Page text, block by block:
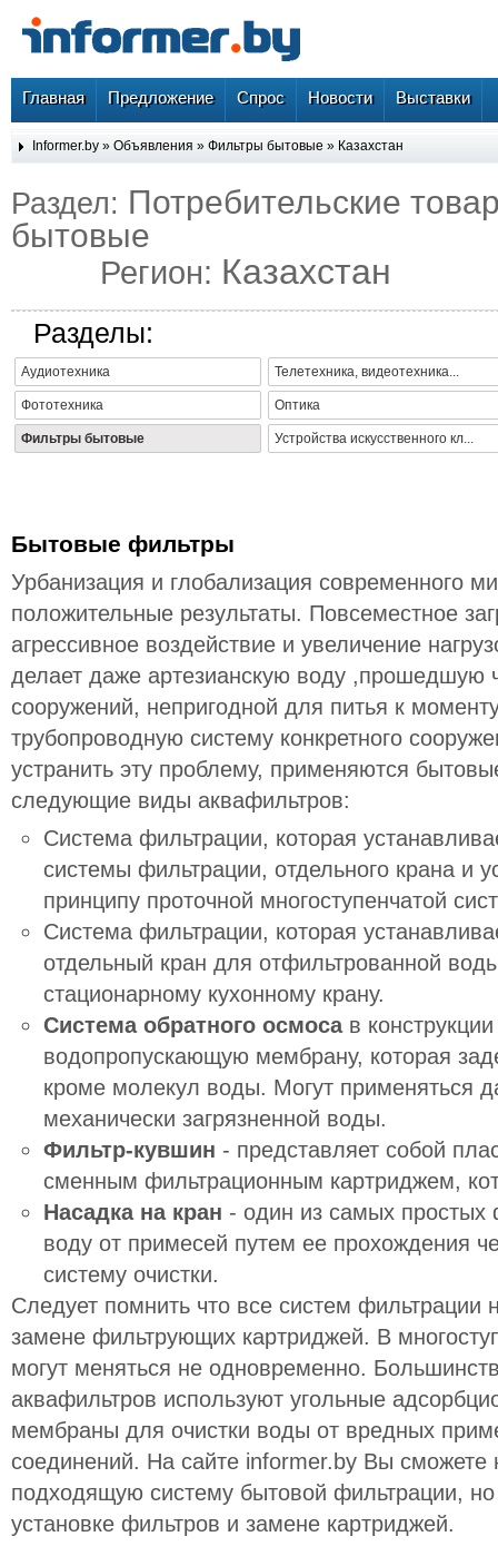
Главная Предложение Спрос Новости Выставки
Informer.by » Объявления » Фильтры бытовые » Казахстан
Раздел: Потребительские
бытовые
Регион: Казахстан
Разделы:
Аудиотехника Телетехника, видеотехника...
Фототехника Оптика
Фильтры бытовые Устройства искусственного кл...
Бытовые фильтры
Урбанизация и глобализация современного
положительные результаты. Повсеместное
агрессивное воздействие и увеличение
делает даже артезианскую воду ,прошедшую
сооружений, непригодной для питья к
трубопроводную систему конкретного
устранить эту проблему, применяются
следующие виды аквафильтров:
Система фильтрации, которая
системы фильтрации, отдельного крана и
принципу проточной многоступенчатой
Система фильтрации, которая
отдельный кран для отфильтрованной
стационарному кухонному крану.
Система обратного осмосав
водопропускающую мембрану, которая
кроме молекул воды. Могут применяться
механически загрязненной воды.
Фильтр-кувшин - представляет собой
сменным фильтрационным картриджем,
Насадка на кран - один из самых простых
воду от примесей путем ее прохождения
систему очистки.
Следует помнить что все систем фильтрации
замене фильтрующих картриджей. В
могут меняться не одновременно.
аквафильтров используют угольные
мембраны для очистки воды от вредных
соединений. На сайте informer.by Вы сможете
подходящую систему бытовой фильтрации,
установке фильтров и замене картриджей.